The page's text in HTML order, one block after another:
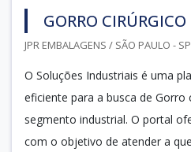
GORRO CIRÚRGICO
JPR EMBALAGENS / SÃO PAULO - SP
O Soluções Industriais é uma
eficiente para a busca de
segmento industrial. O portal
com o objetivo de atender a